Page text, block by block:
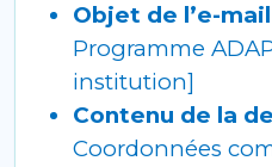
Objet de l’e-
Programme
institution]
Contenu de la
Coordonnées